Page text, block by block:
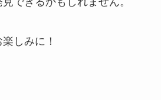
しみに！